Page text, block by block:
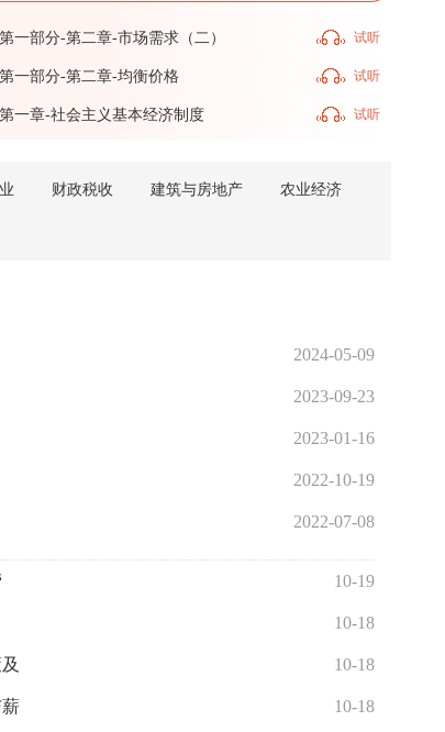
第一部分-第二章-市场需求（二） 试听
第一部分-第二章-均衡价格 试听
第一章-社会主义基本经济制度 试听
财政税收 建筑与房地产 农业经济
2024-05-09
2023-09-23
2023-01-16
2022-10-19
2022-07-08
10-19
10-18
10-18
10-18